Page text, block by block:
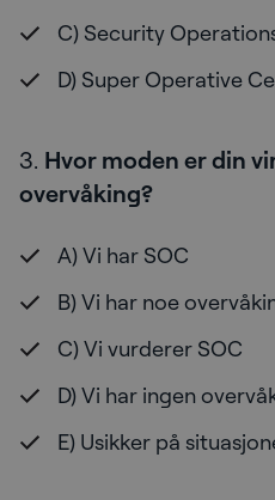
C) Security
D) Super Operative
3. Hvor moden er din
overvåking?
A) Vi har SOC
B) Vi har noe
C) Vi vurderer SOC
D) Vi har ingen
E) Usikker på